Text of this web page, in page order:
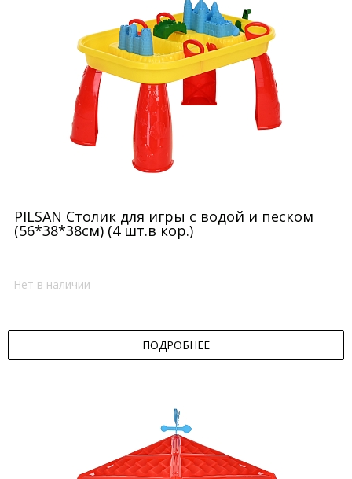
PILSAN Столик для игры с водой и песком
(56*38*38см) (4 шт.в кор.)
Нет в наличии
ПОДРОБНЕЕ